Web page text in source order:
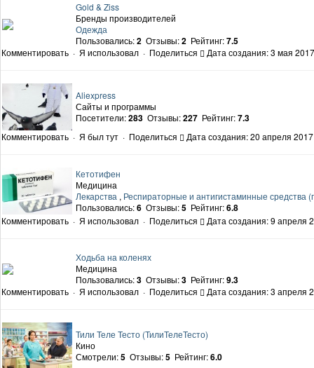
Gold & Ziss
Бренды производителей
Одежда
Пользовались:2 Отзывы:2 Рейтинг:7.5
Комментировать · Я использовал · Поделиться Дата создания: 3 мая
Aliexpress
Сайты и программы
Посетители:283 Отзывы:227 Рейтинг:7.3
Комментировать · Я был тут · Поделиться Дата создания: 20 апреля
Кетотифен
Медицина
Лекарства , Респираторные и антигистаминные средства
Пользовались:6 Отзывы:5 Рейтинг:6.8
Комментировать · Я использовал · Поделиться Дата создания: 9 апреля
Ходьба на коленях
Медицина
Пользовались:3 Отзывы:3 Рейтинг:9.3
Комментировать · Я использовал · Поделиться Дата создания: 3 апреля
Тили Теле Тесто (ТилиТелеТесто)
Кино
Смотрели:5 Отзывы:5 Рейтинг:6.0